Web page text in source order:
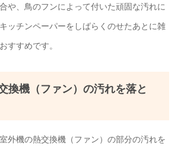
や、鳥のフンによって付いた頑固な汚れに
ッチンペーパーをしばらくのせたあとに雑
すすめです。
換機（ファン）の汚れを落と
外機の熱交換機（ファン）の部分の汚れを